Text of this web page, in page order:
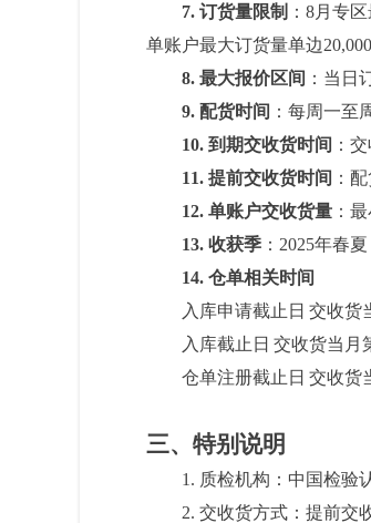
7. 订货量限制 ：8月专
单账户最大订货量单边
8. 最大报价区间 ：当日
9. 配货时间 ：每周一至
10. 到期交收货时间 ：
11. 提前交收货时间 ：
12. 单账户交收货量 ：
13. 收获季 ：2025年春夏
14. 仓单相关时间
入库申请截止日 交收货
入库截止日 交收货当月
仓单注册截止日 交收货
三、特别说明
1. 质检机构：中国检验
2. 交收货方式：提前交